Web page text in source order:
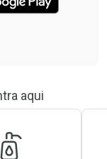
aqui